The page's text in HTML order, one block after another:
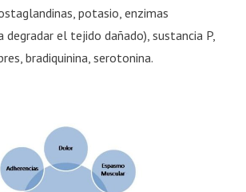
potasio, enzimas
el tejido dañado), sustancia P,
bradiquinina, serotonina.